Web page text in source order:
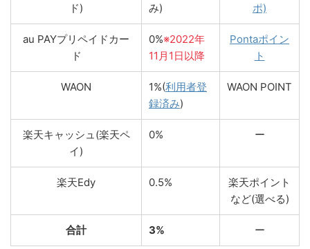
ド)
み)
ポ)
au PAYプリペイドカー
ド
0%※2022年
11月1日以降
Pontaポイン
ト
WAON 1%(利用者登
録済み)
WAON POINT
楽天キャッシュ(楽天ペ
イ)
0% ー
楽天Edy 0.5%
楽天ポイント
など(選べる)
合計 3% ー